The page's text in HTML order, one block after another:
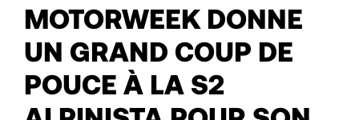
MOTORWEEK DONNE
UN GRAND COUP DE
POUCE À LA S2